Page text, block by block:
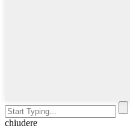
chiudere